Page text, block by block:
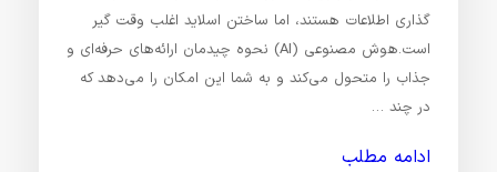
گذاری اطلاعات هستند، اما ساختن اسلاید اغلب وقت گیر
است.هوش مصنوعی (AI) نحوه چیدمان ارائه‌های حرفه‌ای و
جذاب را متحول می‌کند و به شما این امکان را می‌دهد که
در چند …
ادامه مطلب